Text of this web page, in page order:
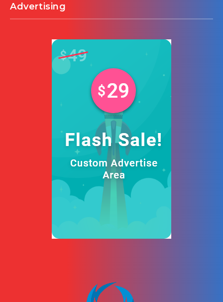
Advertising